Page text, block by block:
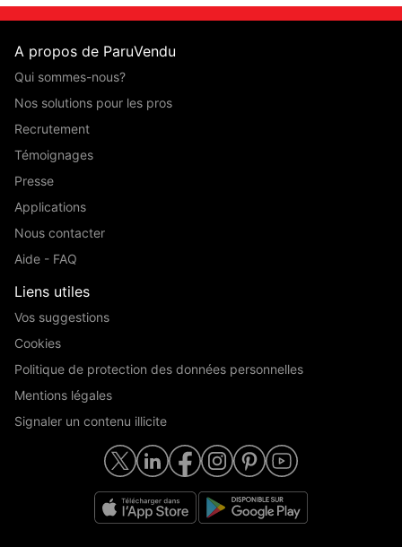
A propos de ParuVendu
Qui sommes-nous?
Nos solutions pour les pros
Recrutement
Témoignages
Presse
Applications
Nous contacter
Aide - FAQ
Liens utiles
Vos suggestions
Cookies
Politique de protection des données personnelles
Mentions légales
Signaler un contenu illicite